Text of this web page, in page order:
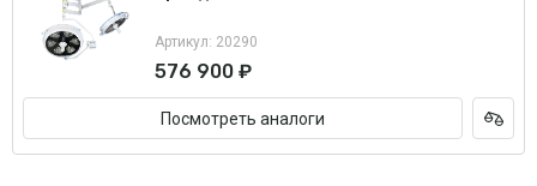
Артикул: 20290
576 900 ₽
Посмотреть аналоги